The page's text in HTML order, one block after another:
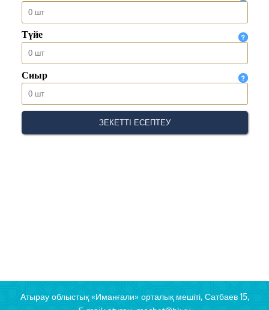
Атырау облыстық «Иманғали» орталық мешіті, Сатбаев 15,